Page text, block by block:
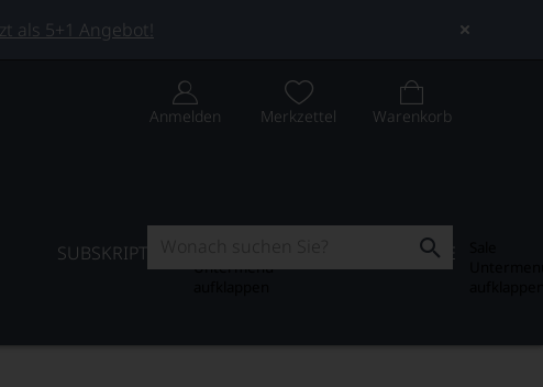
als 5+1 Angebot!
Anmelden Merkzettel Warenkorb
SUBSKRIPTION
Untermenü
SALE